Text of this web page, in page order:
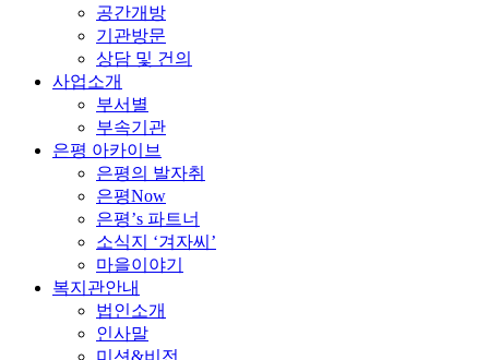
공간개방
기관방문
상담 및 건의
사업소개
부서별
부속기관
은평 아카이브
은평의 발자취
은평Now
은평’s 파트너
소식지 ‘겨자씨’
마을이야기
복지관안내
법인소개
인사말
미션&비전